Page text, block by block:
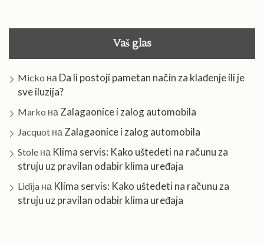
Vaš glas
Micko на Da li postoji pametan način za klađenje ili je
sve iluzija?
Marko на Zalagaonice i zalog automobila
Jacquot на Zalagaonice i zalog automobila
Stole на Klima servis: Kako uštedeti na računu za
struju uz pravilan odabir klima uređaja
Lidija на Klima servis: Kako uštedeti na računu za
struju uz pravilan odabir klima uređaja